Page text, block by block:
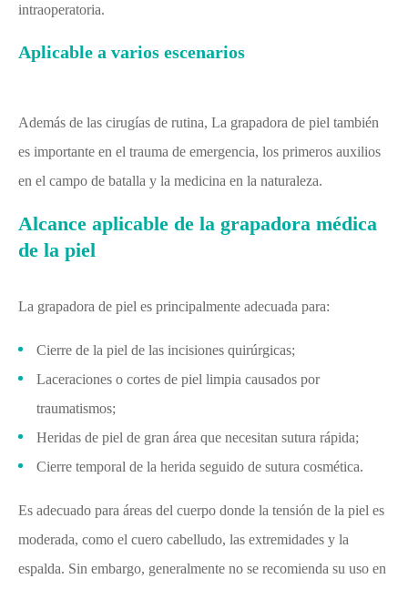
intraoperatoria.
Aplicable a varios escenarios
Además de las cirugías de rutina, La grapadora de piel también
es importante en el trauma de emergencia, los primeros auxilios
en el campo de batalla y la medicina en la naturaleza.
Alcance aplicable de la grapadora médica
de la piel
La grapadora de piel es principalmente adecuada para:
Cierre de la piel de las incisiones quirúrgicas;
Laceraciones o cortes de piel limpia causados por
traumatismos;
Heridas de piel de gran área que necesitan sutura rápida;
Cierre temporal de la herida seguido de sutura cosmética.
Es adecuado para áreas del cuerpo donde la tensión de la piel es
moderada, como el cuero cabelludo, las extremidades y la
espalda. Sin embargo, generalmente no se recomienda su uso en